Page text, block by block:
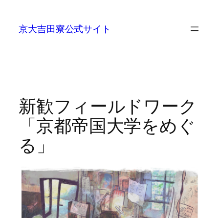
京大吉田寮公式サイト
新歓フィールドワーク
「京都帝国大学をめぐ
る」